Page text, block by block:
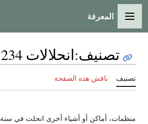
القائمة الرئيسية
المعرفة
تصنيف:انحلالات 1234
تصنيف ناقش هذه الصفحة
منظمات، أماكن أو أشياء أخرى انحلت في سنة